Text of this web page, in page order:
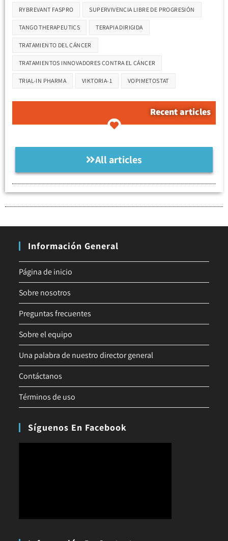
RYBREVANT FASPRO SUPERVIVENCIA LIBRE DE PROGRESIÓN
TANGO THERAPEUTICS TERAPIA DIRIGIDA
TRATAMIENTO DEL CÁNCER
TRATAMIENTOS INNOVADORES CONTRA EL CÁNCER
TRIAL-IN PHARMA VIKTORIA-1 VOPIMETOSTAT
Recent articles
All articles
Información General
Página de inicio
Sobre nosotros
Preguntas frecuentes
Sobre el equipo
Una palabra de nuestro director general
Contáctanos
Términos de uso
Síguenos En Facebook